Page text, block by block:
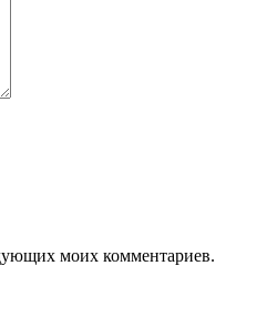
моих комментариев.